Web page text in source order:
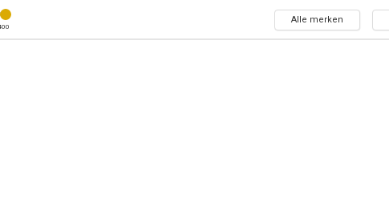
Alle merken